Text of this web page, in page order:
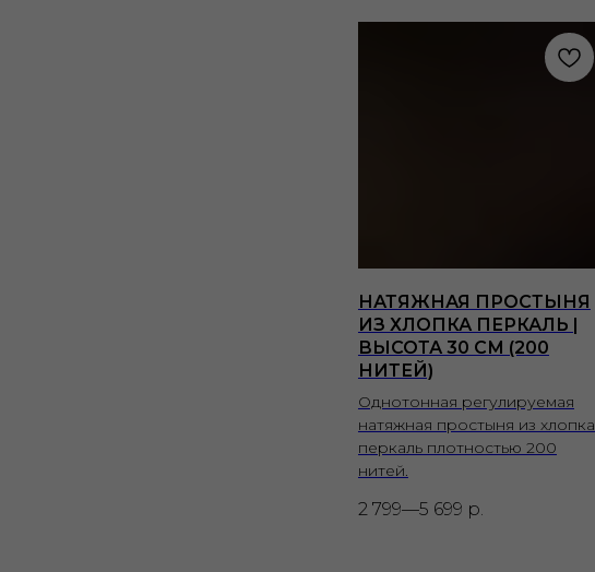
НАТЯЖНАЯ ПРОСТЫНЯ
ИЗ ХЛОПКА ПЕРКАЛЬ |
ВЫСОТА 30 СМ (200
НИТЕЙ)
Однотонная регулируемая
натяжная простыня из хлопка
перкаль плотностью 200
нитей.
2 799—5 699 р.